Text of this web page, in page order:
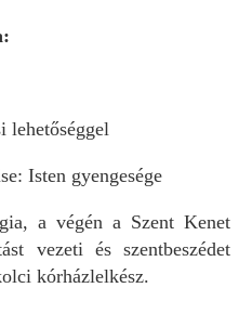
lehetőséggel
Isten gyengesége
a végén a Szent Kenet
vezeti és szentbeszédet
kórházlelkész.